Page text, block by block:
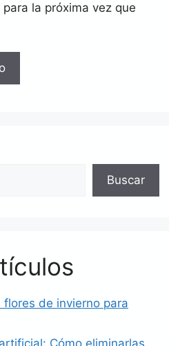
la próxima vez que
Buscar
de invierno para
Cómo eliminarlas